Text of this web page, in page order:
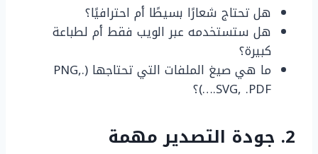
هل تحتاج شعارًا بسيطًا أم احترافيًا؟
هل ستستخدمه عبر الويب فقط أم لطباعة
كبيرة؟
ما هي صيغ الملفات التي تحتاجها (.PNG,
.SVG, .PDF…)؟
2. جودة التصدير مهمة